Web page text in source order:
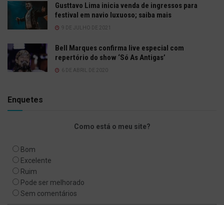
Gusttavo Lima inicia venda de ingressos para
festival em navio luxuoso; saiba mais
9 DE JULHO DE 2021
Bell Marques confirma live especial com
repertório do show ‘Só As Antigas’
6 DE ABRIL DE 2020
Enquetes
Como está o meu site?
Bom
Excelente
Ruim
Pode ser melhorado
Sem comentários